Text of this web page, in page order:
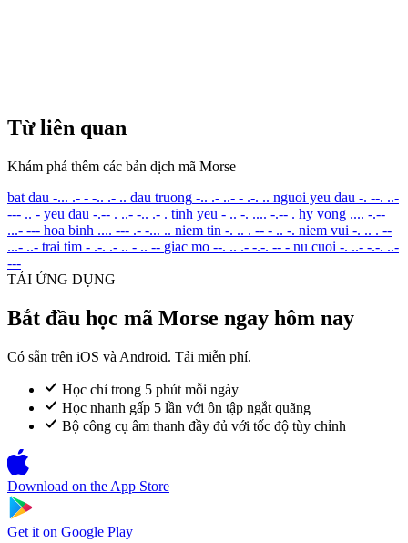
Từ liên quan
Khám phá thêm các bản dịch mã Morse
bat dau -... .- - -.. .- .. dau truong -.. .- ..- - .-. .. nguoi yeu dau -. --. ..-
--- .. - yeu dau -.-- . ..- -.. .- . tinh yeu - .. -. .... -.-- . hy vong .... -.--
...- --- hoa binh .... --- .- -... .. niem tin -. .. . -- - .. -. niem vui -. .. . --
...- ..- trai tim - .-. .- .. - .. -- giac mo --. .. .- -.-. -- - nu cuoi -. ..- -.-. ..-
---
TẢI ỨNG DỤNG
Bắt đầu học mã Morse ngay hôm nay
Có sẵn trên iOS và Android. Tải miễn phí.
Học chỉ trong 5 phút mỗi ngày
Học nhanh gấp 5 lần với ôn tập ngắt quãng
Bộ công cụ âm thanh đầy đủ với tốc độ tùy chỉnh
Download on the App Store
Get it on Google Play